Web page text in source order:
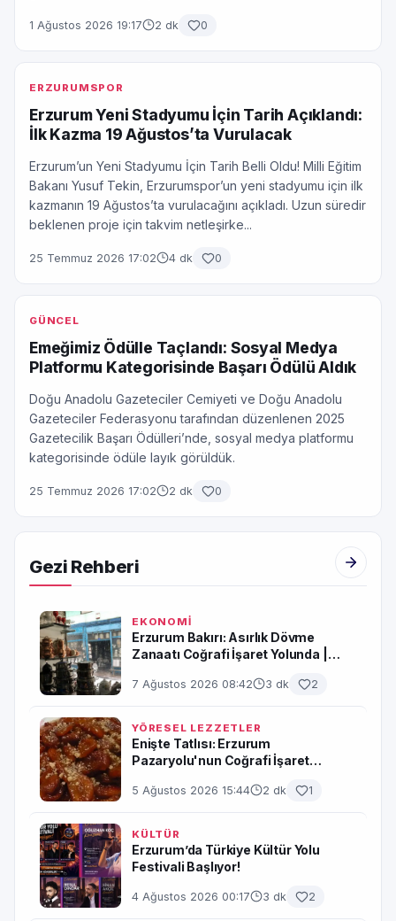
1 Ağustos 2026 19:17 2 dk 0
ERZURUMSPOR
Erzurum Yeni Stadyumu İçin Tarih Açıklandı:
İlk Kazma 19 Ağustos’ta Vurulacak
Erzurum’un Yeni Stadyumu İçin Tarih Belli Oldu! Milli Eğitim
Bakanı Yusuf Tekin, Erzurumspor’un yeni stadyumu için ilk
kazmanın 19 Ağustos’ta vurulacağını açıkladı. Uzun süredir
beklenen proje için takvim netleşirke...
25 Temmuz 2026 17:02 4 dk 0
GÜNCEL
Emeğimiz Ödülle Taçlandı: Sosyal Medya
Platformu Kategorisinde Başarı Ödülü Aldık
Doğu Anadolu Gazeteciler Cemiyeti ve Doğu Anadolu
Gazeteciler Federasyonu tarafından düzenlenen 2025
Gazetecilik Başarı Ödülleri’nde, sosyal medya platformu
kategorisinde ödüle layık görüldük.
25 Temmuz 2026 17:02 2 dk 0
Gezi Rehberi
EKONOMİ
Erzurum Bakırı: Asırlık Dövme
Zanaatı Coğrafi İşaret Yolunda |
7 Ağustos 2026 08:42 3 dk 2
YÖRESEL LEZZETLER
Enişte Tatlısı: Erzurum
Pazaryolu'nun Coğrafi İşaret
5 Ağustos 2026 15:44 2 dk 1
KÜLTÜR
Erzurum’da Türkiye Kültür Yolu
Festivali Başlıyor!
4 Ağustos 2026 00:17 3 dk 2